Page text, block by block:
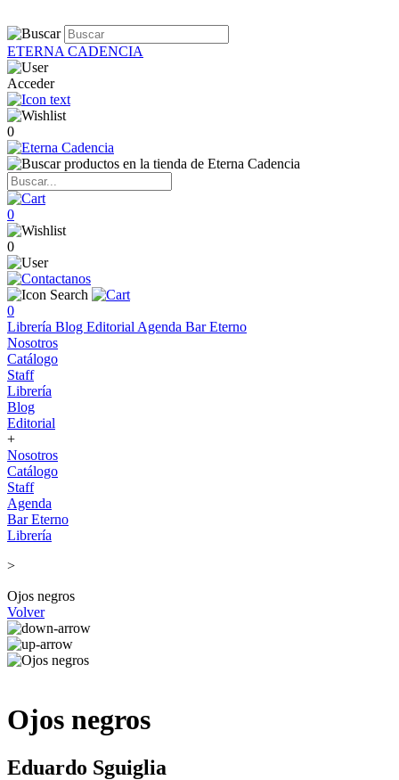
ETERNA CADENCIA
Acceder
0
0
0
0
Librería Blog Editorial Agenda Bar Eterno
Nosotros
Catálogo
Staff
Librería
Blog
Editorial
+
Nosotros
Catálogo
Staff
Agenda
Bar Eterno
Librería
>
Ojos negros
Volver
Ojos negros
Eduardo Sguiglia